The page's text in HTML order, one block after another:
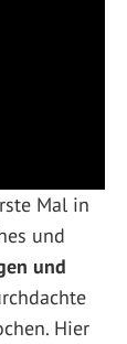
Mal in
und
und
Hier